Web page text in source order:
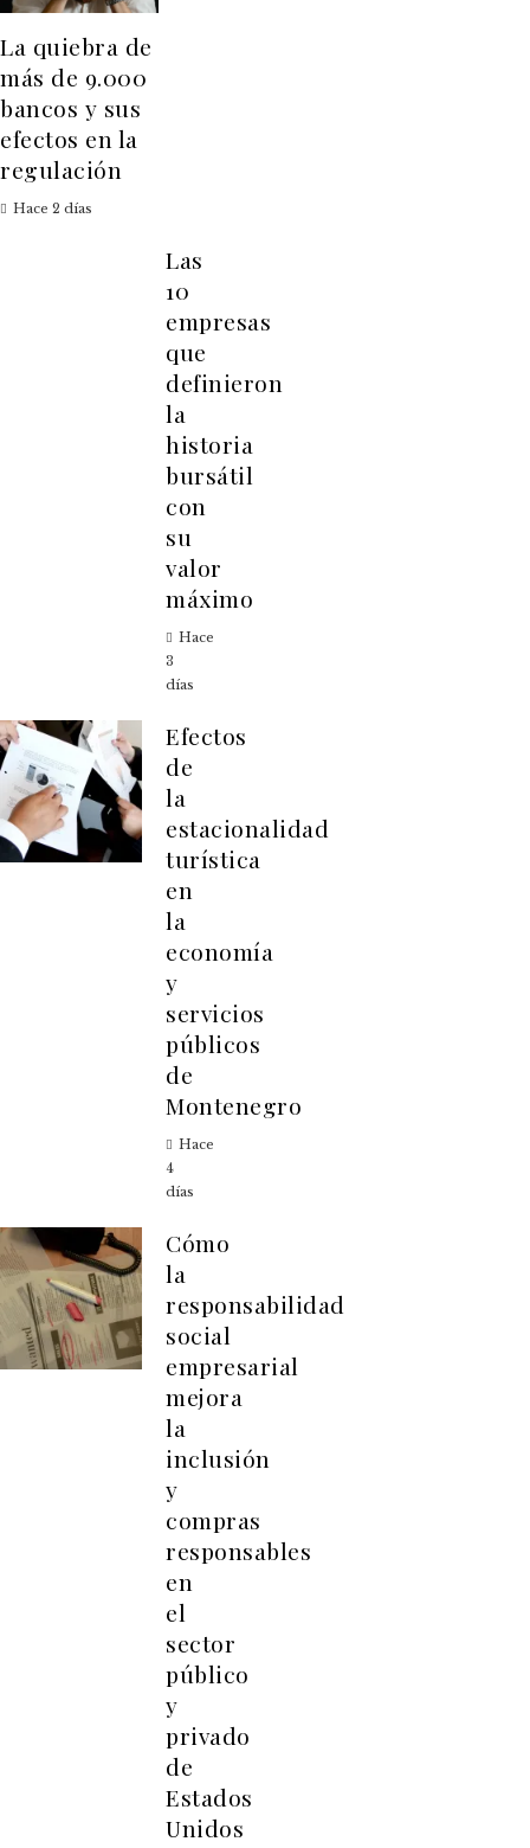
La quiebra de
más de 9.000
bancos y sus
efectos en la
regulación
Hace 2 días
Las
10
empresas
que
definieron
la
historia
bursátil
con
su
valor
máximo
Hace
3
días
Efectos
de
la
estacionalidad
turística
en
la
economía
y
servicios
públicos
de
Montenegro
Hace
4
días
Cómo
la
responsabilidad
social
empresarial
mejora
la
inclusión
y
compras
responsables
en
el
sector
público
y
privado
de
Estados
Unidos